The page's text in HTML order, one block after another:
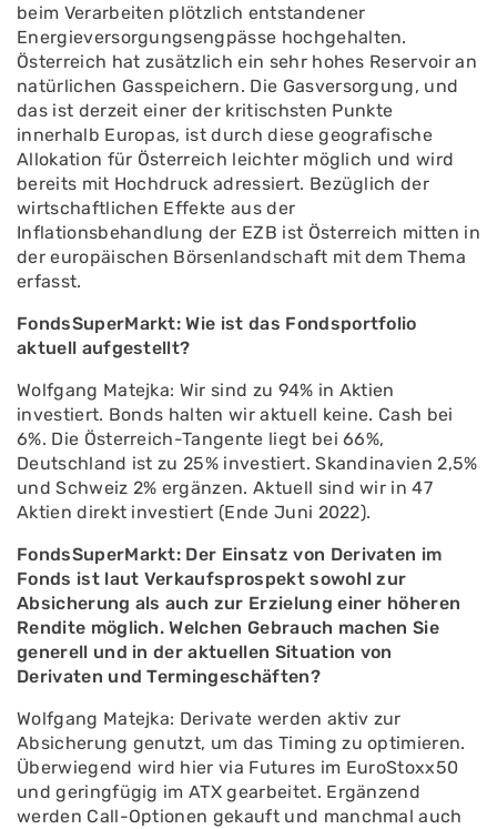
beim Verarbeiten plötzlich entstandener
Energieversorgungsengpässe hochgehalten.
Österreich hat zusätzlich ein sehr hohes Reservoir an
natürlichen Gasspeichern. Die Gasversorgung, und
das ist derzeit einer der kritischsten Punkte
innerhalb Europas, ist durch diese geografische
Allokation für Österreich leichter möglich und wird
bereits mit Hochdruck adressiert. Bezüglich der
wirtschaftlichen Effekte aus der
Inflationsbehandlung der EZB ist Österreich mitten in
der europäischen Börsenlandschaft mit dem Thema
erfasst.
FondsSuperMarkt: Wie ist das Fondsportfolio
aktuell aufgestellt?
Wolfgang Matejka: Wir sind zu 94% in Aktien
investiert. Bonds halten wir aktuell keine. Cash bei
6%. Die Österreich-Tangente liegt bei 66%,
Deutschland ist zu 25% investiert. Skandinavien 2,5%
und Schweiz 2% ergänzen. Aktuell sind wir in 47
Aktien direkt investiert (Ende Juni 2022).
FondsSuperMarkt: Der Einsatz von Derivaten im
Fonds ist laut Verkaufsprospekt sowohl zur
Absicherung als auch zur Erzielung einer höheren
Rendite möglich. Welchen Gebrauch machen Sie
generell und in der aktuellen Situation von
Derivaten und Termingeschäften?
Wolfgang Matejka: Derivate werden aktiv zur
Absicherung genutzt, um das Timing zu optimieren.
Überwiegend wird hier via Futures im EuroStoxx50
und geringfügig im ATX gearbeitet. Ergänzend
werden Call-Optionen gekauft und manchmal auch